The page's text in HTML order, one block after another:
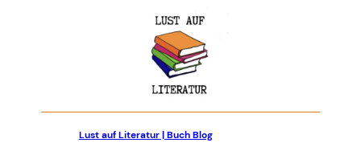
Lust auf Literatur | Buch Blog